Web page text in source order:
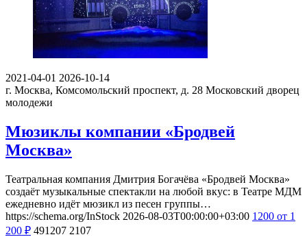
2021-04-01 2026-10-14
г. Москва, Комсомольский проспект, д. 28 Московский дворец
молодежи
Мюзиклы компании «Бродвей
Москва»
Театральная компания Дмитрия Богачёва «Бродвей Москва»
создаёт музыкальные спектакли на любой вкус: в Театре МДМ
ежедневно идёт мюзикл из песен группы…
https://schema.org/InStock 2026-08-03T00:00:00+03:00 1200 от 1
200 ₽ 491207 2107